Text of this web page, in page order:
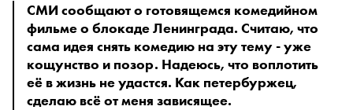
СМИ сообщают о готовящемся комедийном
фильме о блокаде Ленинграда. Считаю, что
сама идея снять комедию на эту тему - уже
кощунство и позор. Надеюсь, что воплотить
её в жизнь не удастся. Как петербуржец,
сделаю всё от меня зависящее.